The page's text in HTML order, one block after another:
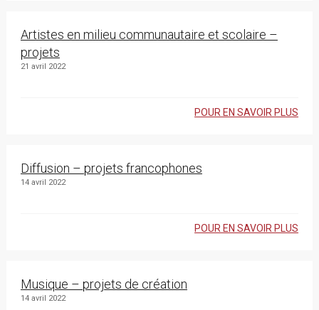
Artistes en milieu communautaire et scolaire –
projets
21 avril 2022
POUR EN SAVOIR PLUS
Diffusion – projets francophones
14 avril 2022
POUR EN SAVOIR PLUS
Musique – projets de création
14 avril 2022